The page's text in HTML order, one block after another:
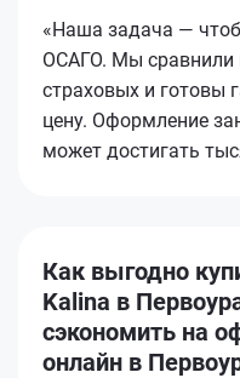
«Наша задача —
ОСАГО. Мы сравнили
страховых и готовы
цену. Оформление
может достигать
Как выгодно
Kalina в
сэкономить на
онлайн в